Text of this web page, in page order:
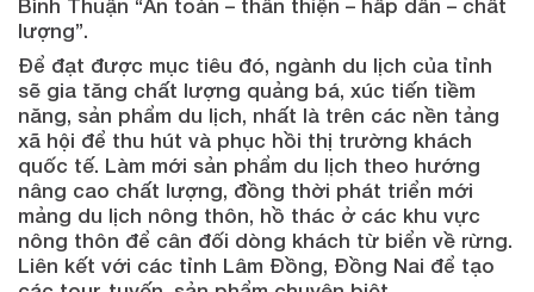
Bình Thuận “An toàn – thân thiện – hấp dẫn – chất
lượng”.
Để đạt được mục tiêu đó, ngành du lịch của tỉnh
sẽ gia tăng chất lượng quảng bá, xúc tiến tiềm
năng, sản phẩm du lịch, nhất là trên các nền tảng
xã hội để thu hút và phục hồi thị trường khách
quốc tế. Làm mới sản phẩm du lịch theo hướng
nâng cao chất lượng, đồng thời phát triển mới
mảng du lịch nông thôn, hồ thác ở các khu vực
nông thôn để cân đối dòng khách từ biển về rừng.
Liên kết với các tỉnh Lâm Đồng, Đồng Nai để tạo